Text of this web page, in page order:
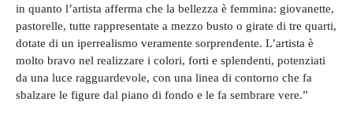
in quanto l’artista afferma che la bellezza è femmina: giovanette,
pastorelle, tutte rappresentate a mezzo busto o girate di tre quarti,
dotate di un iperrealismo veramente sorprendente. L’artista è
molto bravo nel realizzare i colori, forti e splendenti, potenziati
da una luce ragguardevole, con una linea di contorno che fa
sbalzare le figure dal piano di fondo e le fa sembrare vere.”